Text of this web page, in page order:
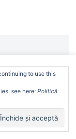
you the most
preferences
consent to the
to use this
see here: Politică